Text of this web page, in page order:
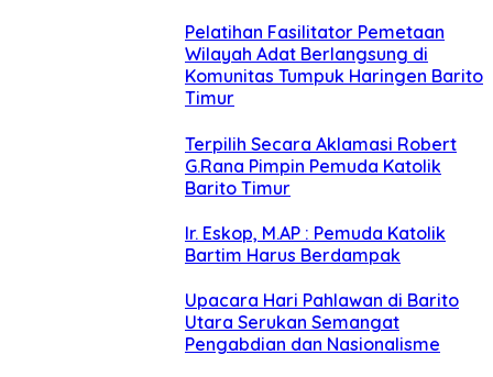
Pelatihan Fasilitator Pemetaan
Wilayah Adat Berlangsung di
Komunitas Tumpuk Haringen Barito
Timur
Terpilih Secara Aklamasi Robert
G.Rana Pimpin Pemuda Katolik
Barito Timur
Ir. Eskop, M.AP : Pemuda Katolik
Bartim Harus Berdampak
Upacara Hari Pahlawan di Barito
Utara Serukan Semangat
Pengabdian dan Nasionalisme